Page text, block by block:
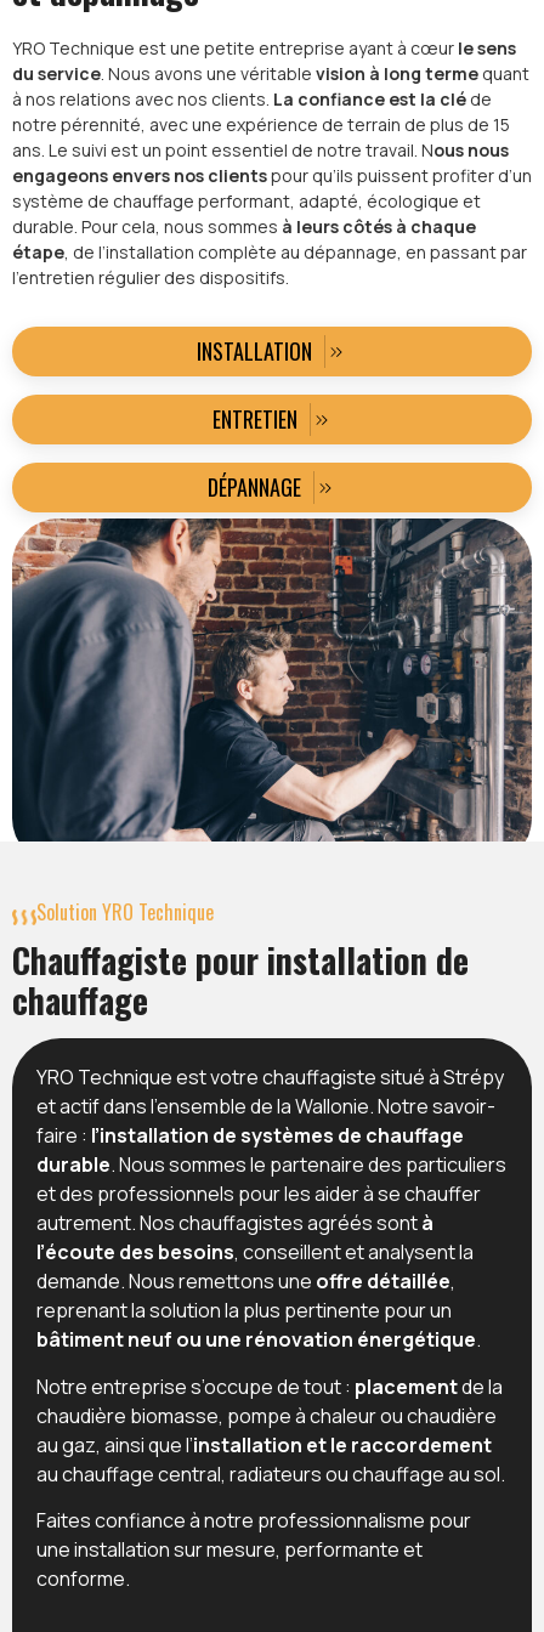
YRO Technique est une petite entreprise ayant à cœur le sens
du service. Nous avons une véritable vision à long terme quant
à nos relations avec nos clients. La confiance est la clé de
notre pérennité, avec une expérience de terrain de plus de 15
ans. Le suivi est un point essentiel de notre travail. Nous nous
engageons envers nos clientspour qu’ils puissent profiter d’un
système de chauffage performant, adapté, écologique et
durable. Pour cela, nous sommes à leurs côtés à chaque
étape, de l’installation complète au dépannage, en passant par
l’entretien régulier des dispositifs.
INSTALLATION
ENTRETIEN
DÉPANNAGE
Solution YRO Technique
Chauffagiste pour installation de
chauffage
YRO Technique est votre chauffagiste situé à Strépy
et actif dans l’ensemble de la Wallonie. Notre savoir-
faire : l’installation de systèmes de chauffage
durable. Nous sommes le partenaire des particuliers
et des professionnels pour les aider à se chauffer
autrement. Nos chauffagistes agréés sontà
l’écoute des besoins, conseillent et analysent la
demande. Nous remettons une offre détaillée,
reprenant la solution la plus pertinente pour un
bâtiment neuf ou une rénovation énergétique.
Notre entreprise s’occupe de tout : placementde la
chaudière biomasse, pompe à chaleur ou chaudière
au gaz, ainsi que l’installation et le raccordement
au chauffage central, radiateurs ou chauffage au sol.
Faites confiance à notre professionnalisme pour
une installation sur mesure, performante et
conforme.